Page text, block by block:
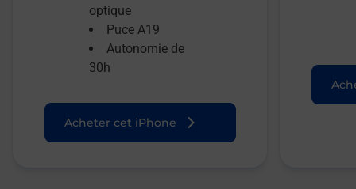
optique
Puce A19
Autonomie de
30h
Acheter cet iPhone